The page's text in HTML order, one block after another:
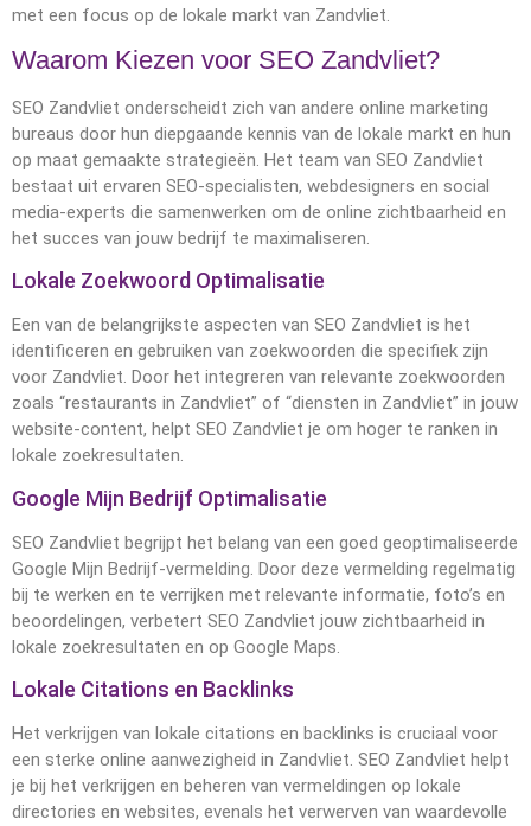
met een focus op de lokale markt van Zandvliet.
Waarom Kiezen voor SEO Zandvliet?
SEO Zandvliet onderscheidt zich van andere online marketing
bureaus door hun diepgaande kennis van de lokale markt en hun
op maat gemaakte strategieën. Het team van SEO Zandvliet
bestaat uit ervaren SEO-specialisten, webdesigners en social
media-experts die samenwerken om de online zichtbaarheid en
het succes van jouw bedrijf te maximaliseren.
Lokale Zoekwoord Optimalisatie
Een van de belangrijkste aspecten van SEO Zandvliet is het
identificeren en gebruiken van zoekwoorden die specifiek zijn
voor Zandvliet. Door het integreren van relevante zoekwoorden
zoals “restaurants in Zandvliet” of “diensten in Zandvliet” in jouw
website-content, helpt SEO Zandvliet je om hoger te ranken in
lokale zoekresultaten.
Google Mijn Bedrijf Optimalisatie
SEO Zandvliet begrijpt het belang van een goed geoptimaliseerde
Google Mijn Bedrijf-vermelding. Door deze vermelding regelmatig
bij te werken en te verrijken met relevante informatie, foto’s en
beoordelingen, verbetert SEO Zandvliet jouw zichtbaarheid in
lokale zoekresultaten en op Google Maps.
Lokale Citations en Backlinks
Het verkrijgen van lokale citations en backlinks is cruciaal voor
een sterke online aanwezigheid in Zandvliet. SEO Zandvliet helpt
je bij het verkrijgen en beheren van vermeldingen op lokale
directories en websites, evenals het verwerven van waardevolle